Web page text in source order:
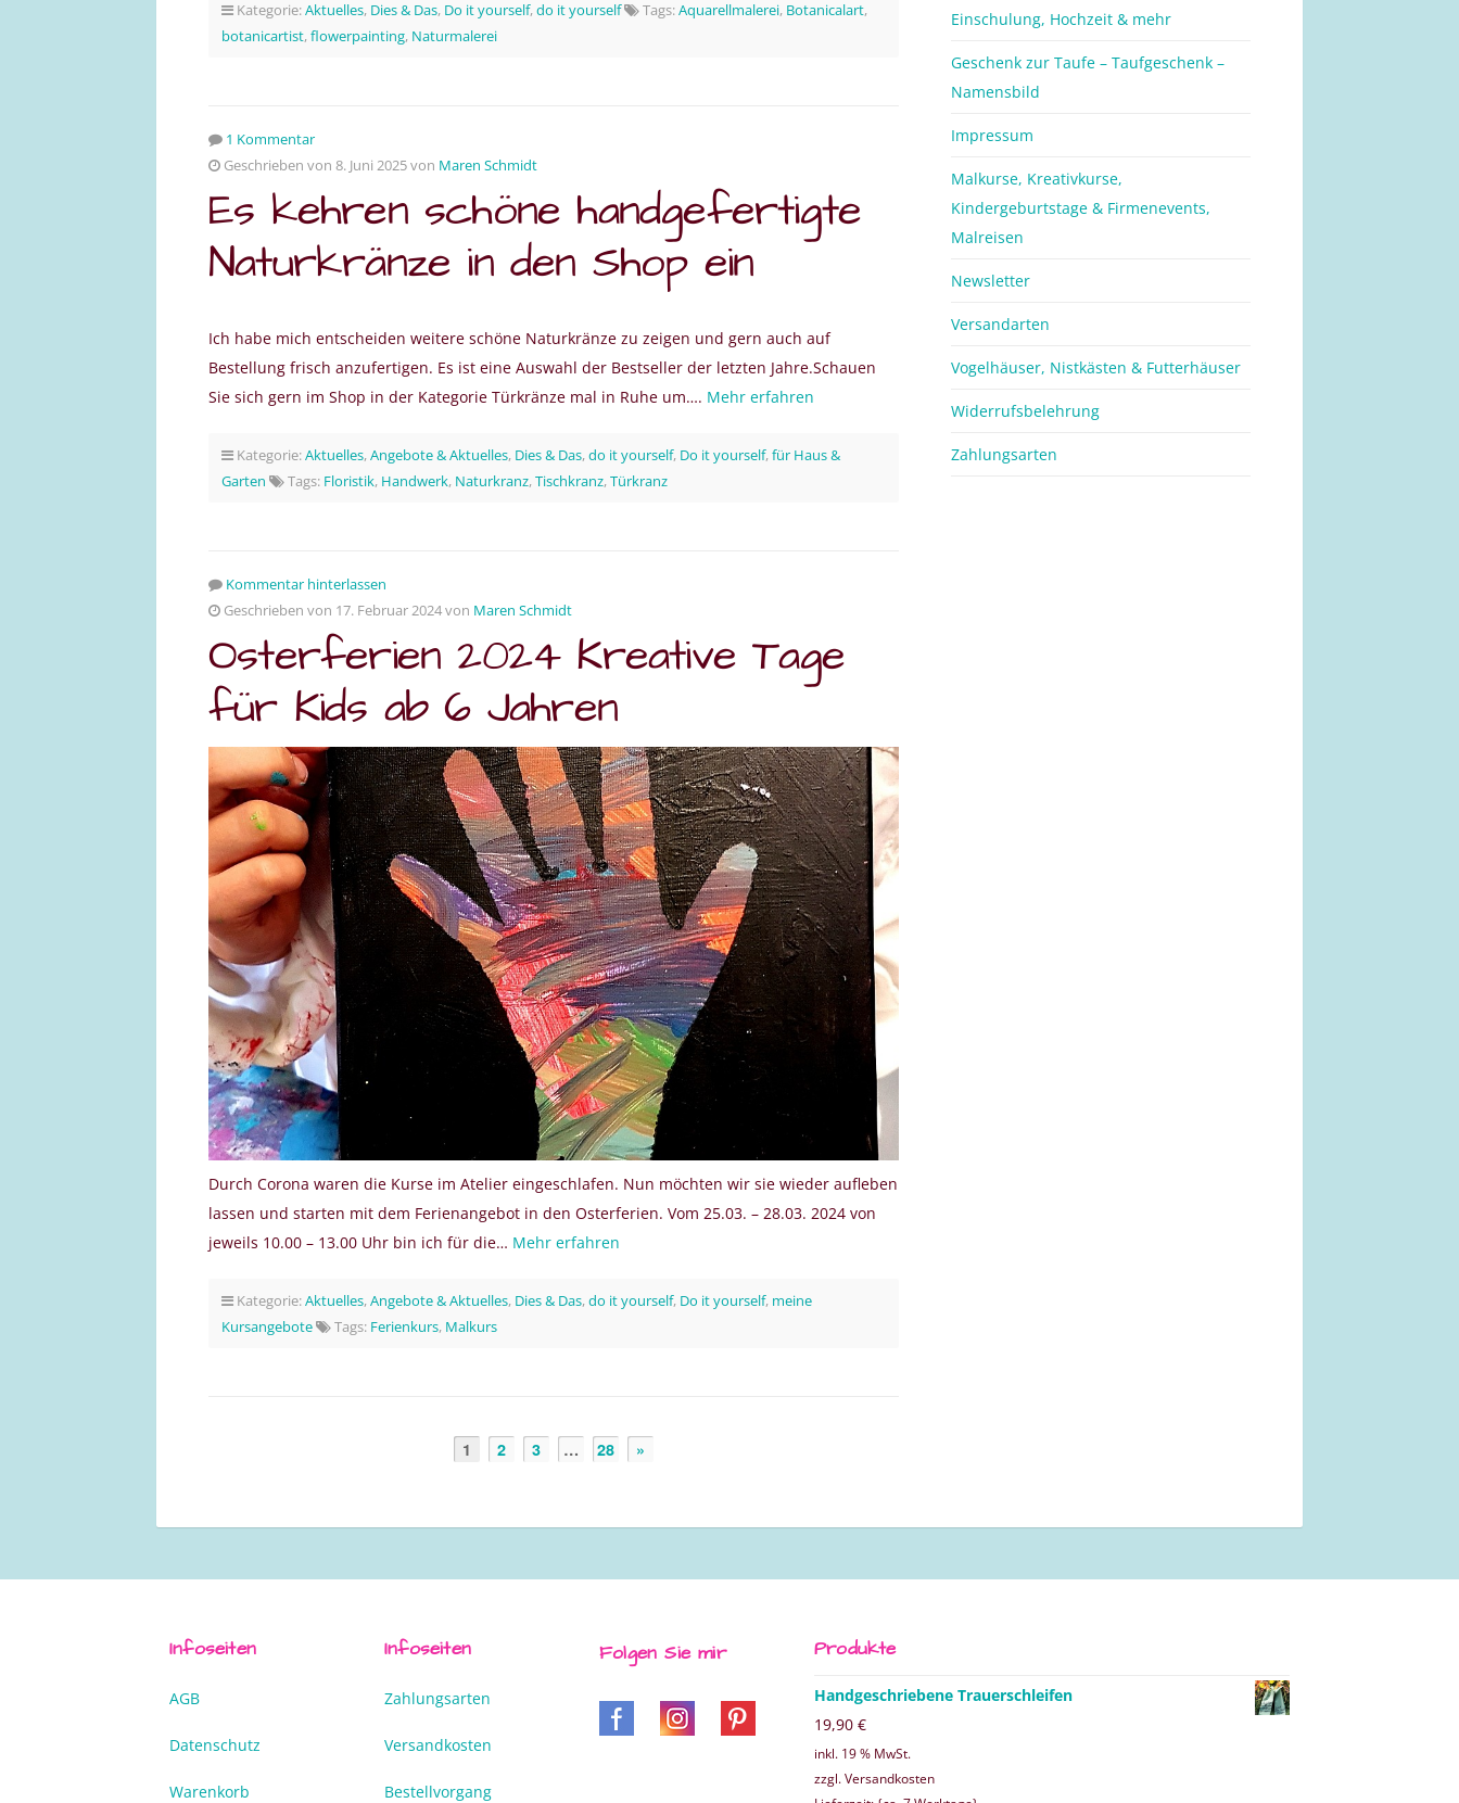
Kategorie:Aktuelles, Dies & Das, Do it yourself,do it yourself Tags:Aquarellmalerei, Botanicalart,
botanicartist,flowerpainting, Naturmalerei
1 Kommentar
Geschrieben von 8. Juni 2025 von Maren Schmidt
Es kehren schöne handgefertigte
Naturkränze in den Shop ein
Ich habe mich entscheiden weitere schöne Naturkränze zu zeigen und gern auch auf
Bestellung frisch anzufertigen. Es ist eine Auswahl der Bestseller der letzten Jahre.Schauen
Sie sich gern im Shop in der Kategorie Türkränze mal in Ruhe um…. Mehr erfahren
Kategorie:Aktuelles,Angebote & Aktuelles, Dies & Das,do it yourself, Do it yourself,für Haus &
Garten
Tags: Floristik, Handwerk, Naturkranz,Tischkranz,Türkranz
Kommentar hinterlassen
Geschrieben von 17. Februar 2024 von Maren Schmidt
Osterferien 2024 Kreative Tage
für Kids ab 6 Jahren
Durch Corona waren die Kurse im Atelier eingeschlafen. Nun möchten wir sie wieder aufleben
lassen und starten mit dem Ferienangebot in den Osterferien. Vom 25.03. – 28.03. 2024 von
jeweils 10.00 – 13.00 Uhr bin ich für die… Mehr erfahren
Kategorie:Aktuelles,Angebote & Aktuelles, Dies & Das,do it yourself, Do it yourself, meine
Kursangebote
Tags: Ferienkurs, Malkurs
1 2 3 … 28 »
Einschulung, Hochzeit & mehr
Geschenk zur Taufe – Taufgeschenk –
Namensbild
Impressum
Malkurse, Kreativkurse,
Kindergeburtstage & Firmenevents,
Malreisen
Newsletter
Versandarten
Vogelhäuser, Nistkästen & Futterhäuser
Widerrufsbelehrung
Zahlungsarten
Infoseiten
AGB
Datenschutz
Warenkorb
Infoseiten
Zahlungsarten
Versandkosten
Bestellvorgang
Folgen Sie mir Produkte
Handgeschriebene Trauerschleifen
19,90 €
inkl. 19 % MwSt.
zzgl. Versandkosten